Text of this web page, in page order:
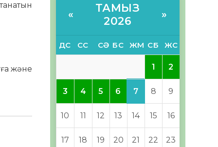
және
«
ТАМЫЗ
2026
»
ДС СС СӘ БС ЖМ СБ ЖС
1 2
3 4 5 6 7 8 9
10 11 12 13 14 15 16
17 18 19 20 21 22 23